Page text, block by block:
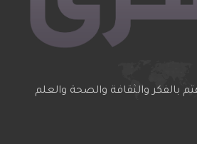
بالفكر والثقافة والصحة والعلم